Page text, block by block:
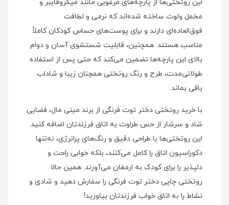
این روتختی‌ها از پارچه‌های مرغوبی مانند میکروفایبر و
مخمل ولوت ساخته شده‌اند که نرمی و لطافت
فوق‌العاده‌ای دارند و برای پوست‌های حساس کودکان کاملاً
مناسب هستند. همچنین، قابلیت شستشوی آسان و دوام
بالای این پارچه‌ها تضمین می‌کند که حتی پس از استفاده
طولانی‌مدت، طرح و رنگ روتختی همچنان زیبا و شاداب
باقی بماند.
با خرید روتختی دختر توت فرنگی از برند مینی‌ مال، فضایی
شاد و سرشار از حس طراوت به اتاق فرزندتان اضافه کنید.
این روتختی‌ها با طراحی دقیق و رنگ‌های پرانرژی، نه‌تنها
دکوراسیون اتاق را کامل می‌کنند، بلکه خوابی راحت و
دلپذیر را برای کودک به ارمغان می‌آورند. همین حالا
روتختی چاپی دختر توت فرنگی را سفارش دهید و شادی و
نشاط را به اتاق خواب فرزندتان بیاورید!